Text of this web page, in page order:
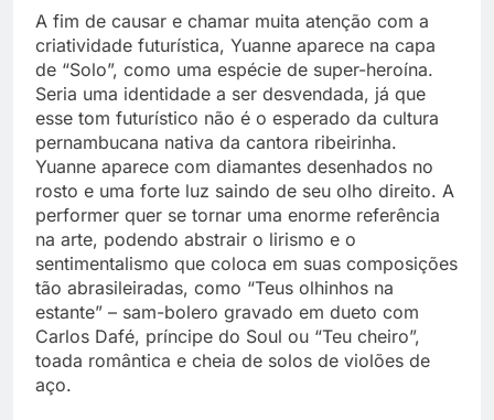
A fim de causar e chamar muita atenção com a
criatividade futurística, Yuanne aparece na capa
de “Solo”, como uma espécie de super-heroína.
Seria uma identidade a ser desvendada, já que
esse tom futurístico não é o esperado da cultura
pernambucana nativa da cantora ribeirinha.
Yuanne aparece com diamantes desenhados no
rosto e uma forte luz saindo de seu olho direito. A
performer quer se tornar uma enorme referência
na arte, podendo abstrair o lirismo e o
sentimentalismo que coloca em suas composições
tão abrasileiradas, como “Teus olhinhos na
estante” – sam-bolero gravado em dueto com
Carlos Dafé, príncipe do Soul ou “Teu cheiro”,
toada romântica e cheia de solos de violões de
aço.